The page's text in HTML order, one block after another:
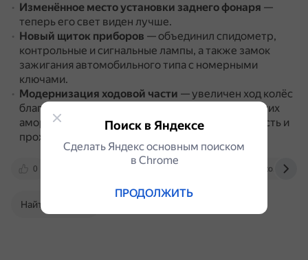
Изменённое место установки заднего фонаря —
теперь его свет виден лучше.
Новый щиток приборов — объединил спидометр,
контрольные и сигнальные лампы, а также замок
зажигания автомобильного типа с номерными
ключами.
Модернизация ходовой части — увеличен ход колёс
благодаря модернизации передней вилки и задних
амортизаторов, что повысило комфортабельность и
проходимость мотоцикла.
0 moto.dial29.ru
Найти в Поиске
Поиск в Яндексе
Сделать Яндекс основным поиском
в Сhrome
ПРОДОЛЖИТЬ